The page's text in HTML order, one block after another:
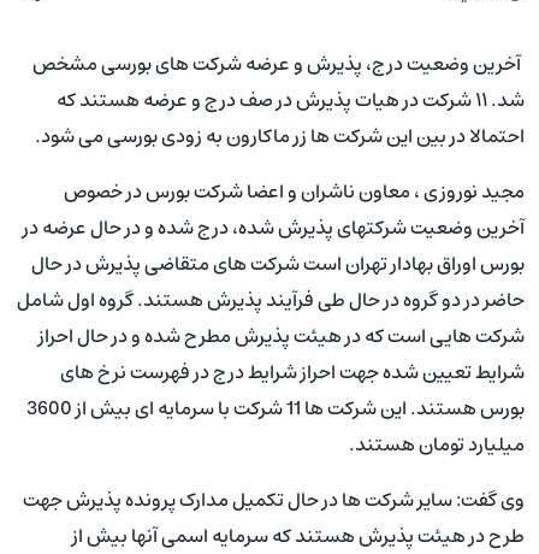
آخرین وضعیت درج، پذیرش و عرضه شرکت های بورسی مشخص
شد. ۱۱ شرکت در هیات پذیرش در صف درج و عرضه هستند که
احتمالا در بین این شرکت ها زر ماکارون به زودی بورسی می شود.
مجید نوروزی ، معاون ناشران و اعضا شرکت بورس در خصوص
آخرین وضعیت شرکتهای پذیرش شده، درج شده و در حال عرضه در
بورس اوراق بهادار تهران است شرکت های متقاضی پذیرش در حال
حاضر در دو گروه در حال طی فرآیند پذیرش هستند. گروه اول شامل
شرکت هایی است که در هیئت پذیرش مطرح شده و در حال احراز
شرایط تعیین شده جهت احراز شرایط درج در فهرست نرخ های
بورس هستند. این شرکت ها 11 شرکت با سرمایه ای بیش از 3600
میلیارد تومان هستند.
وی گفت: سایر شرکت ها در حال تکمیل مدارک پرونده پذیرش جهت
طرح در هیئت پذیرش هستند که سرمایه اسمی آنها بیش از